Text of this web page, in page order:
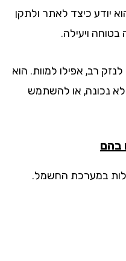
כיצד לאתר ולתקן
ויעילה.
אפילו למוות. הוא
או להשתמש
במערכת החשמל.